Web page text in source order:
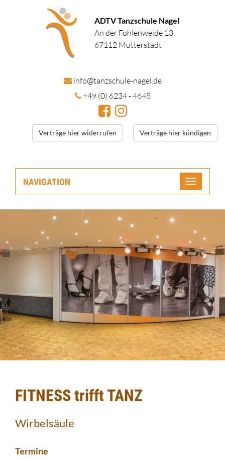
ADTV Tanzschule Nagel
An der Fohlenweide 13
67112 Mutterstadt
info@tanzschule-nagel.de
+49 (0) 6234 - 4648
Verträge hier widerrufen Verträge hier kündigen
NAVIGATION
Toggle
FITNESS trifft TANZ
Wirbelsäule
Termine